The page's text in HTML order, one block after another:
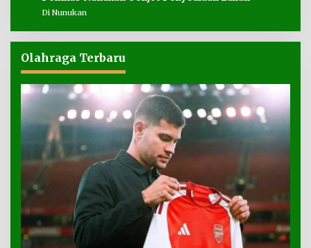
Di Nunukan
Olahraga Terbaru